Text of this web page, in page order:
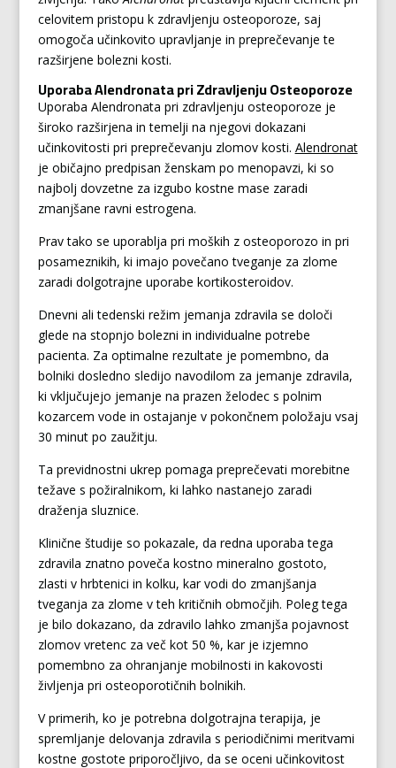
celovitem pristopu k zdravljenju osteoporoze, saj
omogoča učinkovito upravljanje in preprečevanje te
razširjene bolezni kosti.
Uporaba Alendronata pri Zdravljenju Osteoporoze
Uporaba Alendronata pri zdravljenju osteoporoze je
široko razširjena in temelji na njegovi dokazani
učinkovitosti pri preprečevanju zlomov kosti. Alendronat
je običajno predpisan ženskam po menopavzi, ki so
najbolj dovzetne za izgubo kostne mase zaradi
zmanjšane ravni estrogena.
Prav tako se uporablja pri moških z osteoporozo in pri
posameznikih, ki imajo povečano tveganje za zlome
zaradi dolgotrajne uporabe kortikosteroidov.
Dnevni ali tedenski režim jemanja zdravila se določi
glede na stopnjo bolezni in individualne potrebe
pacienta. Za optimalne rezultate je pomembno, da
bolniki dosledno sledijo navodilom za jemanje zdravila,
ki vključujejo jemanje na prazen želodec s polnim
kozarcem vode in ostajanje v pokončnem položaju vsaj
30 minut po zaužitju.
Ta previdnostni ukrep pomaga preprečevati morebitne
težave s požiralnikom, ki lahko nastanejo zaradi
draženja sluznice.
Klinične študije so pokazale, da redna uporaba tega
zdravila znatno poveča kostno mineralno gostoto,
zlasti v hrbtenici in kolku, kar vodi do zmanjšanja
tveganja za zlome v teh kritičnih območjih. Poleg tega
je bilo dokazano, da zdravilo lahko zmanjša pojavnost
zlomov vretenc za več kot 50 %, kar je izjemno
pomembno za ohranjanje mobilnosti in kakovosti
življenja pri osteoporotičnih bolnikih.
V primerih, ko je potrebna dolgotrajna terapija, je
spremljanje delovanja zdravila s periodičnimi meritvami
kostne gostote priporočljivo, da se oceni učinkovitost